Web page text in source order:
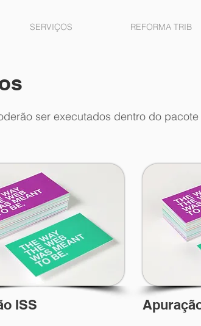
SERVIÇOS REFORMA TRIB
ser executados dentro do
ISS